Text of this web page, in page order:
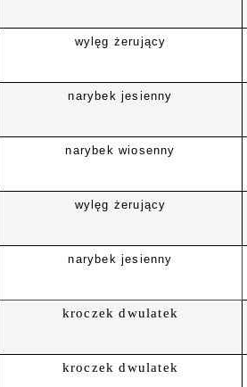
wylęg żerujący
narybek jesienny
narybek wiosenny
wylęg żerujący
narybek jesienny
kroczek dwulatek
kroczek dwulatek